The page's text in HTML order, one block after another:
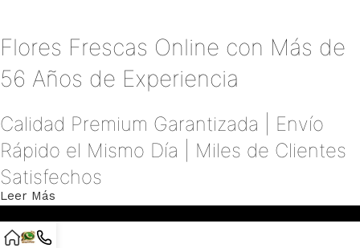
Flores Frescas Online con Más de
56 Años de Experiencia
Calidad Premium Garantizada | Envío
Rápido el Mismo Día | Miles de Clientes
Satisfechos
emociones a través de las flores
Leer Más